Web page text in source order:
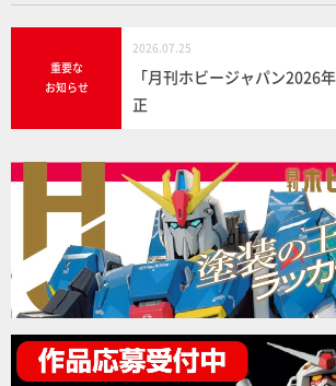
重要な
お知らせ
2026.07.25
「月刊ホビージャパン2026
正